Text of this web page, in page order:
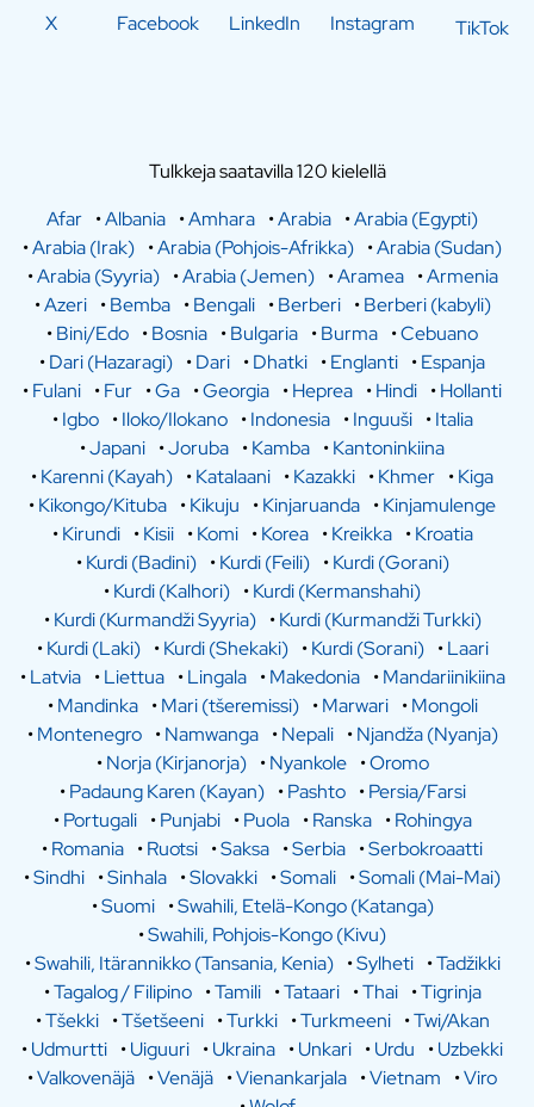
X Facebook LinkedIn Instagram TikTok
Tulkkeja saatavilla 120 kielellä
Afar •Albania •Amhara •Arabia •Arabia (Egypti)
•Arabia (Irak) •Arabia (Pohjois-Afrikka) •Arabia (Sudan)
•Arabia (Syyria) •Arabia (Jemen) •Aramea •Armenia
•Azeri •Bemba •Bengali •Berberi •Berberi (kabyli)
•Bini/Edo •Bosnia •Bulgaria •Burma •Cebuano
•Dari (Hazaragi) •Dari •Dhatki •Englanti •Espanja
•Fulani •Fur •Ga •Georgia •Heprea •Hindi •Hollanti
•Igbo •Iloko/Ilokano •Indonesia •Inguuši •Italia
•Japani •Joruba •Kamba •Kantoninkiina
•Karenni (Kayah) •Katalaani •Kazakki •Khmer •Kiga
•Kikongo/Kituba •Kikuju •Kinjaruanda •Kinjamulenge
•Kirundi •Kisii •Komi •Korea •Kreikka •Kroatia
•Kurdi (Badini) •Kurdi (Feili) •Kurdi (Gorani)
•Kurdi (Kalhori) •Kurdi (Kermanshahi)
•Kurdi (Kurmandži Syyria) •Kurdi (Kurmandži Turkki)
•Kurdi (Laki) •Kurdi (Shekaki) •Kurdi (Sorani) •Laari
•Latvia •Liettua •Lingala •Makedonia •Mandariinikiina
•Mandinka •Mari (tšeremissi) •Marwari •Mongoli
•Montenegro •Namwanga •Nepali •Njandža (Nyanja)
•Norja (Kirjanorja) •Nyankole •Oromo
•Padaung Karen (Kayan) •Pashto •Persia/Farsi
•Portugali •Punjabi •Puola •Ranska •Rohingya
•Romania •Ruotsi •Saksa •Serbia •Serbokroaatti
•Sindhi •Sinhala •Slovakki •Somali •Somali (Mai-Mai)
•Suomi •Swahili, Etelä-Kongo (Katanga)
•Swahili, Pohjois-Kongo (Kivu)
•Swahili, Itärannikko (Tansania, Kenia) •Sylheti •Tadžikki
•Tagalog / Filipino •Tamili •Tataari •Thai •Tigrinja
•Tšekki •Tšetšeeni •Turkki •Turkmeeni •Twi/Akan
•Udmurtti •Uiguuri •Ukraina •Unkari •Urdu •Uzbekki
•Valkovenäjä •Venäjä •Vienankarjala •Vietnam •Viro